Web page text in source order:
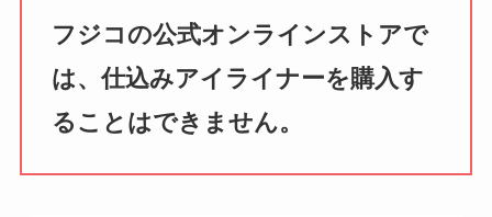
フジコの公式オンラインストアで
は、仕込みアイライナーを購入す
ることはできません。